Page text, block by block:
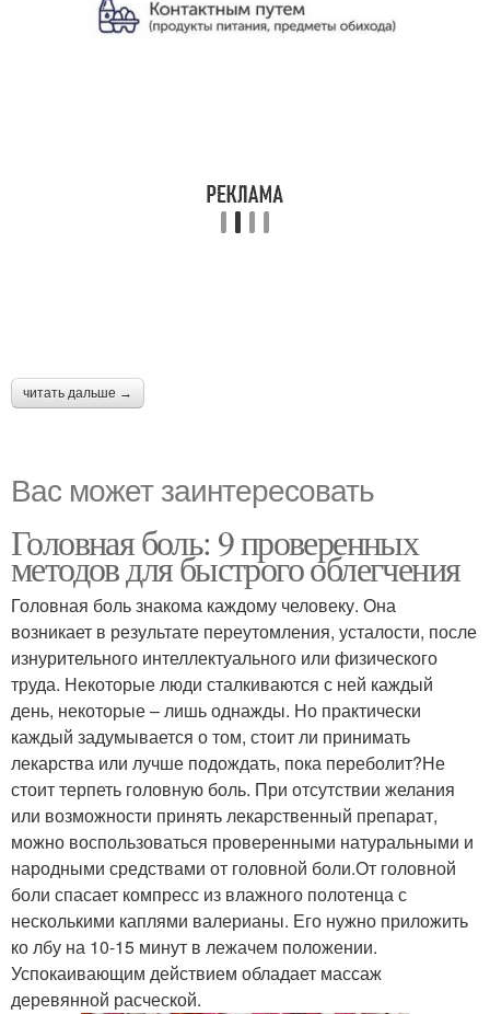
читать дальше →
Вас может заинтересовать
Головная боль: 9 проверенных
методов для быстрого облегчения
Головная боль знакома каждому человеку. Она
возникает в результате переутомления, усталости, после
изнурительного интеллектуального или физического
труда. Некоторые люди сталкиваются с ней каждый
день, некоторые – лишь однажды. Но практически
каждый задумывается о том, стоит ли принимать
лекарства или лучше подождать, пока переболит?Не
стоит терпеть головную боль. При отсутствии желания
или возможности принять лекарственный препарат,
можно воспользоваться проверенными натуральными и
народными средствами от головной боли.От головной
боли спасает компресс из влажного полотенца с
несколькими каплями валерианы. Его нужно приложить
ко лбу на 10-15 минут в лежачем положении.
Успокаивающим действием обладает массаж
деревянной расческой.